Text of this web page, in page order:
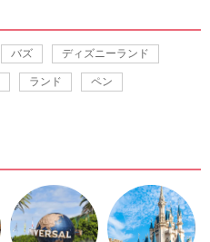
バズ ディズニーランド
ランド ペン